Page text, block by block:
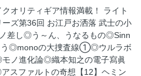
はなく いまこそJBL！ JBLサウ
はなく いまこそJBL！ JBLサウ
オリティギア情報満載！ ライト
ズ第36回 お江戸お洒落 武士の小
差し◎う～ん、うなるもの◎Sinn
う◎monoの大捜査線①◎ウルラボ
ノ進化論◎織本知之の電子寫眞
ファルトの奇想【12】ヘミン